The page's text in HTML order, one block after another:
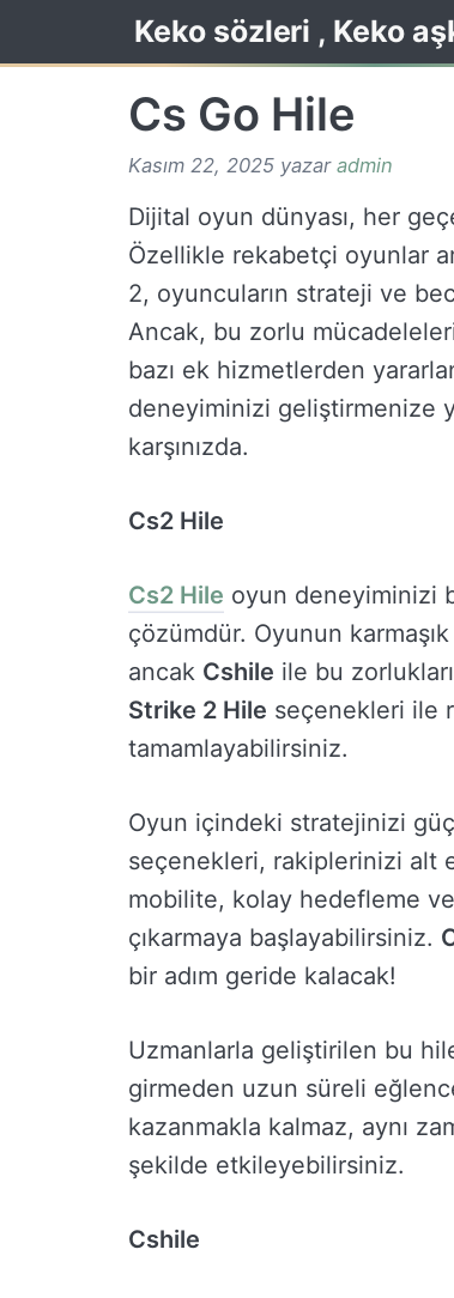
atla
Keko sözleri , Keko
Cs Go Hile
Kasım 22, 2025 yazar admin
Dijital oyun dünyası, her
Özellikle rekabetçi oyunlar
2, oyuncuların strateji ve
Ancak, bu zorlu
bazı ek hizmetlerden
deneyiminizi geliştirmenize
karşınızda.
Cs2 Hile
Cs2 Hile oyun deneyiminizi
çözümdür. Oyunun
ancak Cshile ile bu
Strike 2 Hile seçenekleri ile
tamamlayabilirsiniz.
Oyun içindeki stratejinizi
seçenekleri, rakiplerinizi alt
mobilite, kolay hedefleme ve
çıkarmaya başlayabilirsiniz.
bir adım geride kalacak!
Uzmanlarla geliştirilen bu
girmeden uzun süreli
kazanmakla kalmaz, aynı
şekilde etkileyebilirsiniz.
Cshile